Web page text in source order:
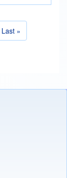
página
Última página
Last »